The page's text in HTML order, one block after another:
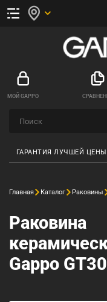
МОЙ GAPPO
ГАРАНТИЯ ЛУЧШЕЙ ЦЕНЫ
Главная Каталог Раковины
Раковина
Gappo